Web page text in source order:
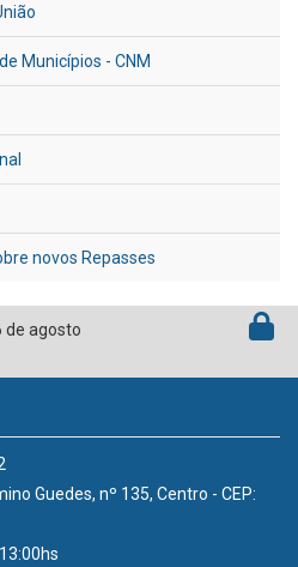
Municípios - CNM
novos Repasses
de agosto
Guedes, nº 135, Centro - CEP: